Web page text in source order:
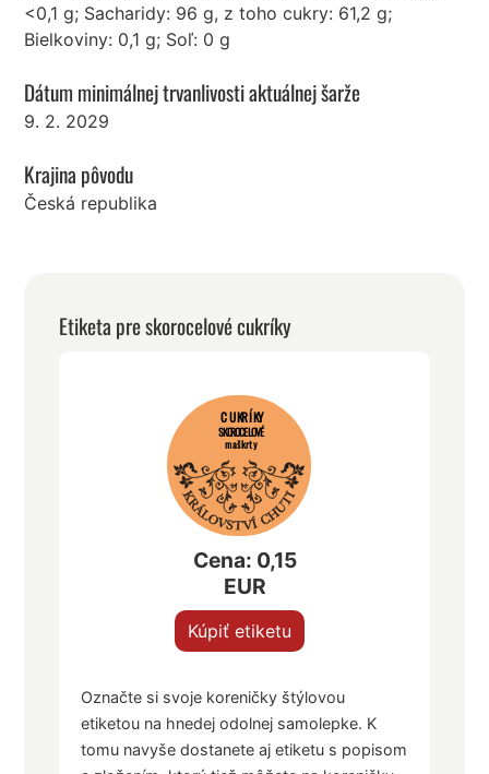
<0,1 g; Sacharidy: 96 g, z toho cukry: 61,2 g;
Bielkoviny: 0,1 g; Soľ: 0 g
Dátum minimálnej trvanlivosti aktuálnej šarže
9. 2. 2029
Krajina pôvodu
Česká republika
Etiketa pre skorocelové cukríky
CUKRÍKY
SKOROCELOVÉ
maškrty
Cena: 0,15
EUR
Kúpiť etiketu
Označte si svoje koreničky štýlovou
etiketou na hnedej odolnej samolepke. K
tomu navyše dostanete aj etiketu s popisom